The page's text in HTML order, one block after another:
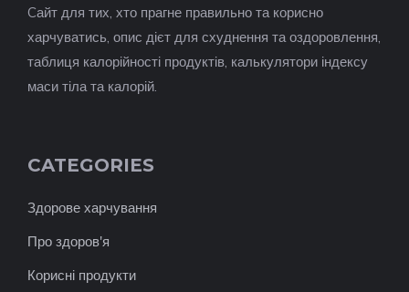
Cайт для тих, хто прагне правильно та корисно
харчуватись, опис дієт для схуднення та оздоровлення,
таблиця калорійності продуктів, калькулятори індексу
маси тіла та калорій.
CATEGORIES
Здорове харчування
Про здоров'я
Корисні продукти